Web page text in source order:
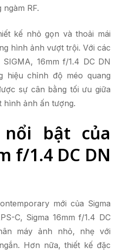
ngàm RF.
kế nhỏ gọn và thoải mái
hình ảnh vượt trội. Với các
16mm f/1.4 DC DN
hiệu chỉnh độ méo quang
sự cân bằng tối ưu giữa
hình ảnh ấn tượng.
bật của
f/1.4 DC DN
mới của Sigma
C, Sigma 16mm f/1.4 DC
máy ảnh nhỏ, nhẹ với
Hơn nữa, thiết kế đặc